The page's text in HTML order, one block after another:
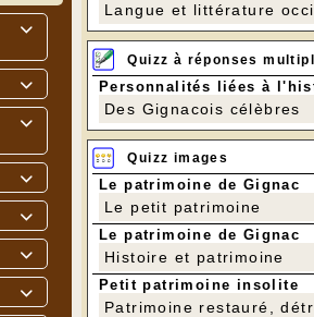







Langue et littérature
Quizz à réponses
Personnalités liées à
Des Gignacois célèbres
Quizz images
Le patrimoine de Gignac
Le petit patrimoine
Le patrimoine de Gignac
Histoire et patrimoine
Petit patrimoine insolite
Patrimoine restauré,